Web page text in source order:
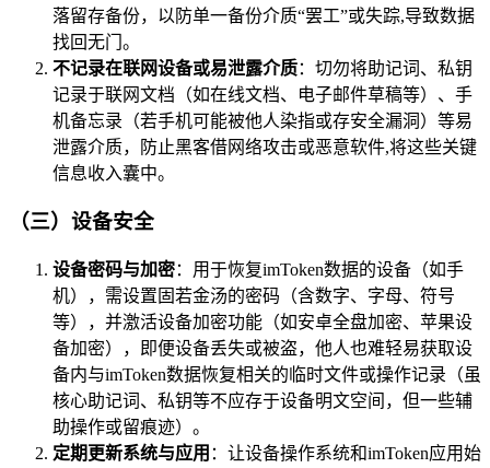
落留存备份，以防单一备份介质“罢工”或失踪,导致数据
找回无门。
不记录在联网设备或易泄露介质：切勿将助记词、私钥
记录于联网文档（如在线文档、电子邮件草稿等）、手
机备忘录（若手机可能被他人染指或存安全漏洞）等易
泄露介质，防止黑客借网络攻击或恶意软件,将这些关键
信息收入囊中。
（三）设备安全
设备密码与加密：用于恢复imToken数据的设备（如手
机），需设置固若金汤的密码（含数字、字母、符号
等），并激活设备加密功能（如安卓全盘加密、苹果设
备加密），即便设备丢失或被盗，他人也难轻易获取设
备内与imToken数据恢复相关的临时文件或操作记录（虽
核心助记词、私钥等不应存于设备明文空间，但一些辅
助操作或留痕迹）。
定期更新系统与应用 ：让设备操作系统和imToken应用始